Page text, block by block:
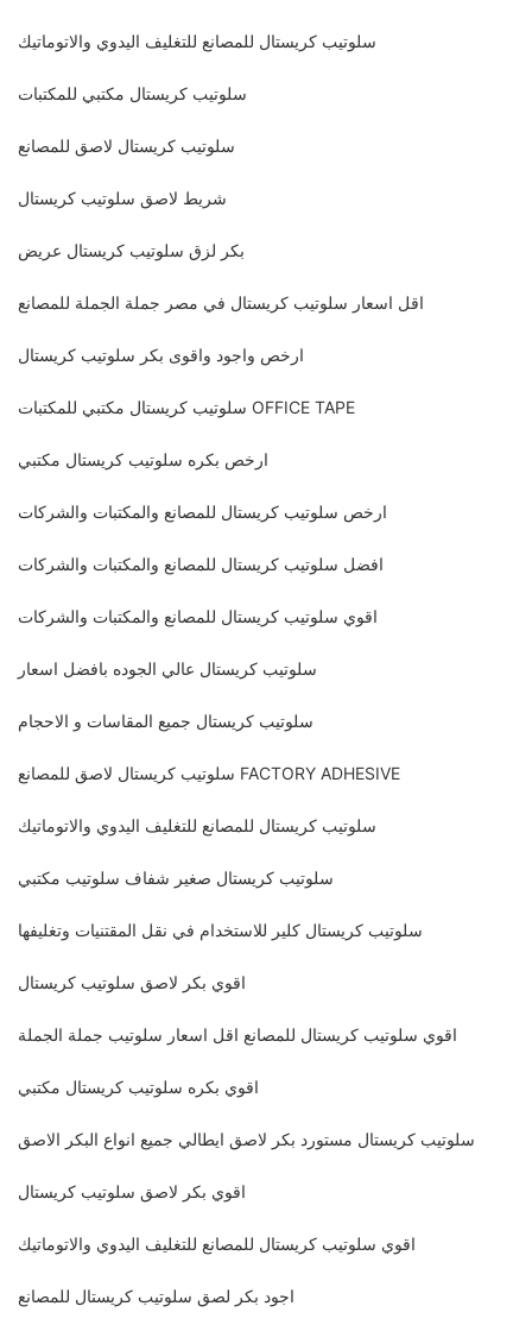
سلوتيب كريستال للمصانع للتغليف اليدوي والاتوماتيك
سلوتيب كريستال مكتبي للمكتبات
سلوتيب كريستال لاصق للمصانع
شريط لاصق سلوتيب كريستال
بكر لزق سلوتيب كريستال عريض
اقل اسعار سلوتيب كريستال في مصر جملة الجملة للمصانع
ارخص واجود واقوى بكر سلوتيب كريستال
سلوتيب كريستال مكتبي للمكتبات OFFICE TAPE
ارخص بكره سلوتيب كريستال مكتبي
ارخص سلوتيب كريستال للمصانع والمكتبات والشركات
افضل سلوتيب كريستال للمصانع والمكتبات والشركات
اقوي سلوتيب كريستال للمصانع والمكتبات والشركات
سلوتيب كريستال عالي الجوده بافضل اسعار
سلوتيب كريستال جميع المقاسات و الاحجام
سلوتيب كريستال لاصق للمصانع FACTORY ADHESIVE
سلوتيب كريستال للمصانع للتغليف اليدوي والاتوماتيك
سلوتيب كريستال صغير شفاف سلوتيب مكتبي
سلوتيب كريستال كلير للاستخدام في نقل المقتنيات وتغليفها
اقوي بكر لاصق سلوتيب كريستال
اقوي سلوتيب كريستال للمصانع اقل اسعار سلوتيب جملة الجملة
اقوي بكره سلوتيب كريستال مكتبي
سلوتيب كريستال مستورد بكر لاصق ايطالي جميع انواع البكر الاصق
اقوي بكر لاصق سلوتيب كريستال
اقوي سلوتيب كريستال للمصانع للتغليف اليدوي والاتوماتيك
اجود بكر لصق سلوتيب كريستال للمصانع